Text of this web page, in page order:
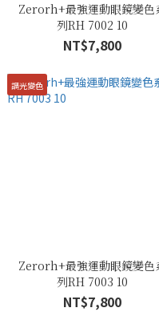
Zerorh+最強運動眼鏡變色
列RH 7002 10
NT$7,800
調光變色
Zerorh+最強運動眼鏡變色
列RH 7003 10
NT$7,800